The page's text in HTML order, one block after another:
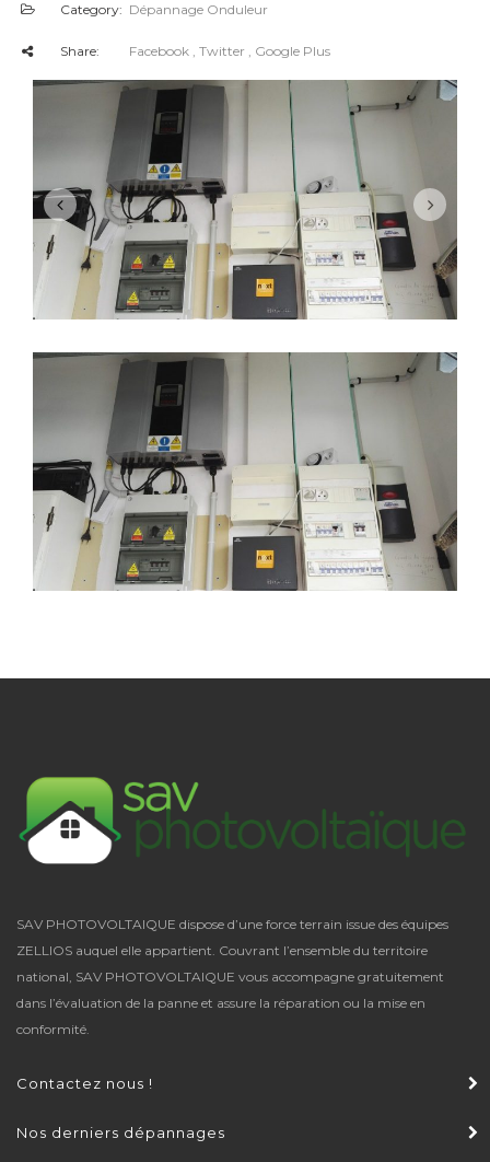
Category: Dépannage Onduleur
Share: Facebook , Twitter , Google Plus
SAV PHOTOVOLTAIQUE dispose d’une force terrain issue des équipes
ZELLIOS auquel elle appartient. Couvrant l’ensemble du territoire
national, SAV PHOTOVOLTAIQUE vous accompagne gratuitement
dans l’évaluation de la panne et assure la réparation ou la mise en
conformité.
Contactez nous !
Nos derniers dépannages